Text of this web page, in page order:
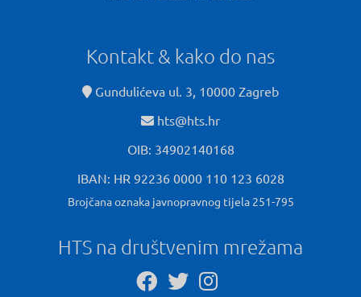
Kontakt & kako do nas
Gundulićeva ul. 3, 10000 Zagreb
hts@hts.hr
OIB: 34902140168
IBAN: HR 92236 0000 110 123 6028
Brojčana oznaka javnopravnog tijela 251-795
HTS na društvenim mrežama